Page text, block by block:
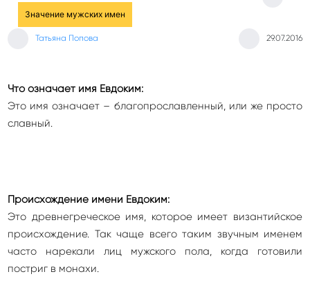
Значение мужских имен
Татьяна Попова 29.07.2016
Что означает имя Евдоким:
Это имя означает – благопрославленный, или же просто
славный.
Происхождение имени Евдоким:
Это древнегреческое имя, которое имеет византийское
происхождение. Так чаще всего таким звучным именем
часто нарекали лиц мужского пола, когда готовили
постриг в монахи.